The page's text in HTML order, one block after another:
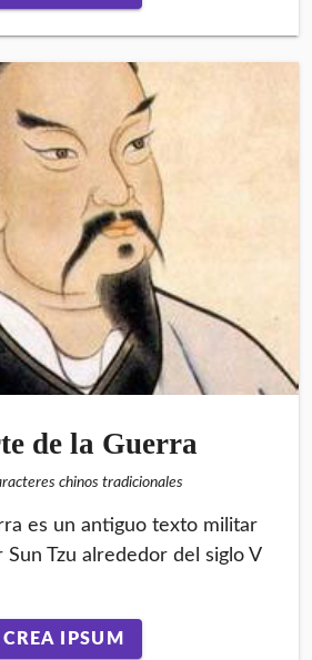
de la Guerra
chinos tradicionales
es un antiguo texto militar
Tzu alrededor del siglo V
CREA IPSUM